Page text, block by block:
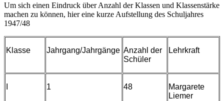
Um sich einen Eindruck über Anzahl der Klassen und Klassenstärke
machen zu können, hier eine kurze Aufstellung des Schuljahres
1947/48
Klasse Jahrgang/Jahrgänge Anzahl der
Schüler
Lehrkraft
1 48
Margarete
Liemer